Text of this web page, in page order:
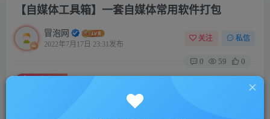
【自媒体工具箱】一套自媒体常用软件打包
冒泡网
2022年7月17日 23:31发布
关注 私信
0 59 0
【自媒体工具箱】一套自媒体常用软件打包
此内容为付费资源，请付费后查看